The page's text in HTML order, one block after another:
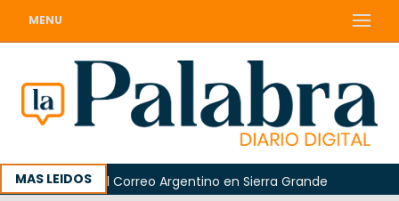
MENU
MAS LEIDOSdel Correo Argentino en Sierra Grande